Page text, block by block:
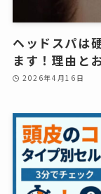
ヘッドスパは
ます！理由と
2026年4月16日